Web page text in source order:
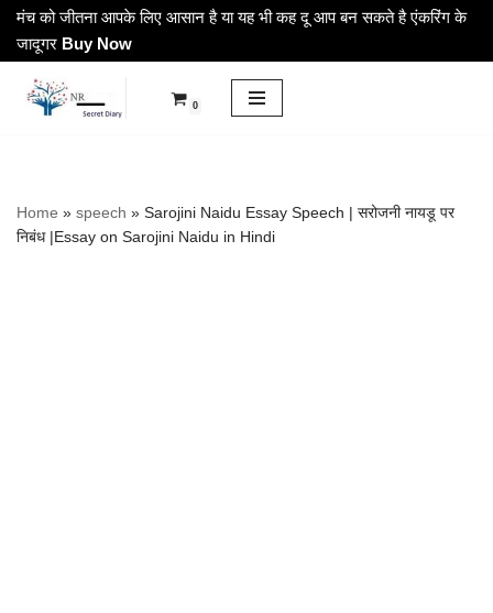
Skip
content
मंच को जीतना आपके लिए आसान है या यह भी कह दू आप बन सकते है एंकरिंग के
जादूगर Buy Now
0
Home » speech » Sarojini Naidu Essay Speech | सरोजनी नायडू पर
निबंध |Essay on Sarojini Naidu in Hindi